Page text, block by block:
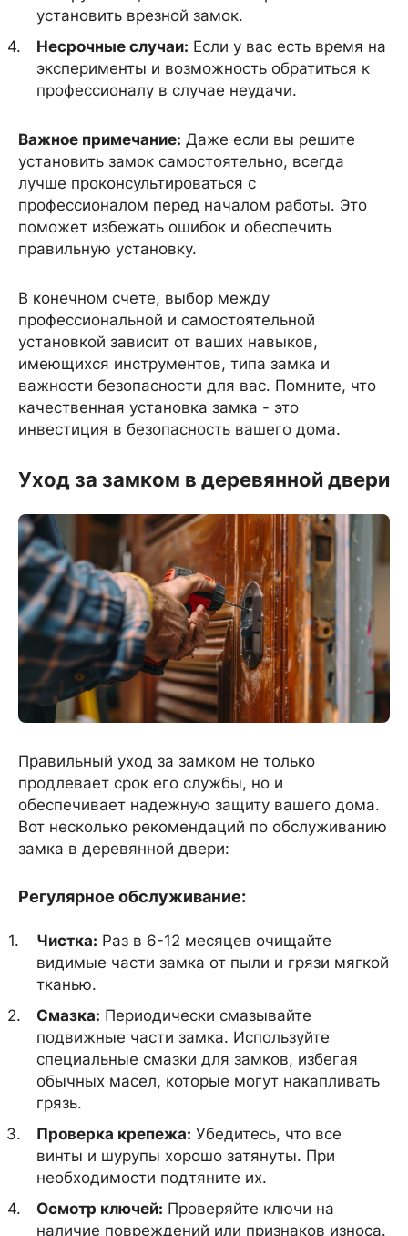
установить врезной замок.
Несрочные случаи: Если у вас есть время на
эксперименты и возможность обратиться к
профессионалу в случае неудачи.
Важное примечание: Даже если вы решите
установить замок самостоятельно, всегда
лучше проконсультироваться с
профессионалом перед началом работы. Это
поможет избежать ошибок и обеспечить
правильную установку.
В конечном счете, выбор между
профессиональной и самостоятельной
установкой зависит от ваших навыков,
имеющихся инструментов, типа замка и
важности безопасности для вас. Помните, что
качественная установка замка - это
инвестиция в безопасность вашего дома.
Уход за замком в деревянной двери
Правильный уход за замком не только
продлевает срок его службы, но и
обеспечивает надежную защиту вашего дома.
Вот несколько рекомендаций по обслуживанию
замка в деревянной двери:
Регулярное обслуживание:
Чистка: Раз в 6-12 месяцев очищайте
видимые части замка от пыли и грязи мягкой
тканью.
Смазка: Периодически смазывайте
подвижные части замка. Используйте
специальные смазки для замков, избегая
обычных масел, которые могут накапливать
грязь.
Проверка крепежа: Убедитесь, что все
винты и шурупы хорошо затянуты. При
необходимости подтяните их.
Осмотр ключей: Проверяйте ключи на
наличие повреждений или признаков износа.